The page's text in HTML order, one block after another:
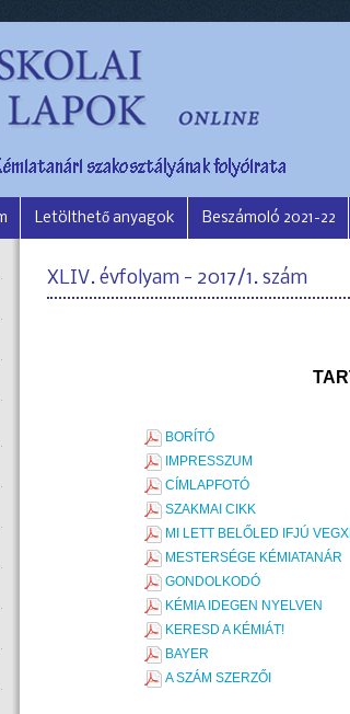
Letölthető anyagok Beszámoló 2021-22
XLIV. évfolyam - 2017/1. szám
BORÍTÓ
IMPRESSZUM
CÍMLAPFOTÓ
SZAKMAI CIKK
MI LETT BELŐLED IFJÚ
MESTERSÉGE KÉMIATANÁR
GONDOLKODÓ
KÉMIA IDEGEN NYELVEN
KERESD A KÉMIÁT!
BAYER
A SZÁM SZERZŐI